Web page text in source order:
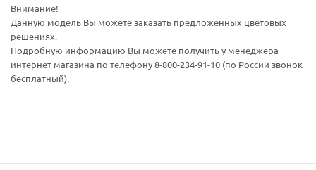
Внимание!
Данную модель Вы можете заказать предложенных цветовых
решениях.
Подробную информацию Вы можете получить у менеджера
интернет магазина по телефону 8-800-234-91-10 (по России звонок
бесплатный).